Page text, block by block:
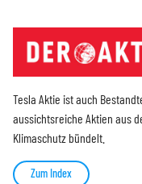
Tesla Aktie ist auch
aussichtsreiche Aktien aus
Klimaschutz bündelt.
Zum Index